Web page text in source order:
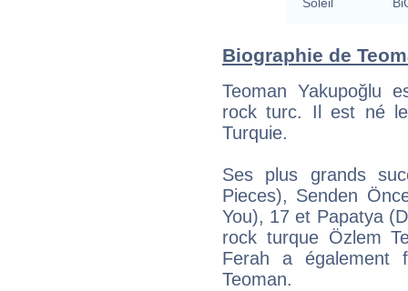
Soleil
Biographie de
Teoman Yakupoğlu
rock turc. Il est né
Turquie.
Ses plus grands
Pieces), Senden
You), 17 et Papatya
rock turque Özlem
Ferah a également
Teoman.